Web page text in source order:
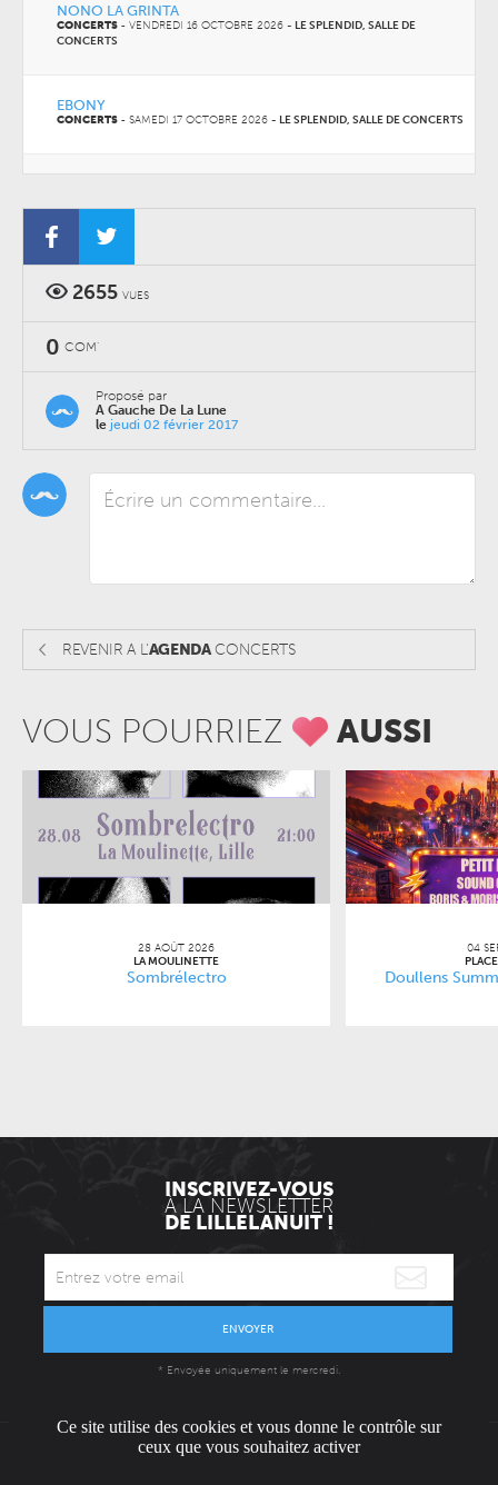
NONO LA GRINTA
CONCERTS - VENDREDI 16 OCTOBRE 2026 - LE SPLENDID, SALLE DE
CONCERTS
EBONY
CONCERTS - SAMEDI 17 OCTOBRE 2026 - LE SPLENDID, SALLE DE CONCERTS
2655 VUES
0 COM'
Proposé par
A Gauche De La Lune
le jeudi 02 février 2017
REVENIR A L'AGENDACONCERTS
VOUS POURRIEZ AUSSI
28 AOÛT 2026
LA MOULINETTE
Sombrélectro
04
Doullens
INSCRIVEZ-VOUS
À LA NEWSLETTER
DE LILLELANUIT !
ENVOYER
* Envoyée uniquement le mercredi.
L'ÉQUIPE
Ce site utilise des cookies et vous donne le contrôle sur
ceux que vous souhaitez activer